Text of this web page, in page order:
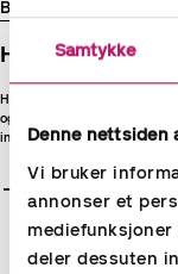
Samtykke
Denne nettsiden
Vi bruker
annonser et
deler dessuten
BLOGG
Hvordan få ned
Hvilke forventninger har
og hva forventer den ansatte
inn i hvordan din bedrift kan